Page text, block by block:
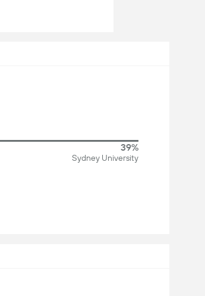
39%
Sydney University